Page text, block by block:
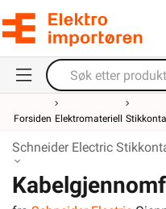
Forsiden Elektromateriell
Schneider Electric